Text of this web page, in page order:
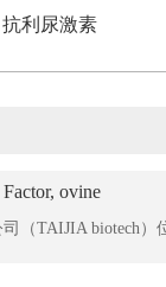
抗利尿激素
ovine